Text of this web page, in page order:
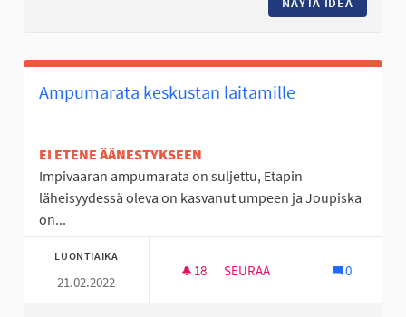
Ampumarata keskustan laitamille
EI ETENE ÄÄNESTYKSEEN
Impivaaran ampumarata on suljettu, Etapin
läheisyydessä oleva on kasvanut umpeen ja Joupiska
on...
LUONTIAIKA
21.02.2022
18 18 SEURAAJAA
SEURAA 0